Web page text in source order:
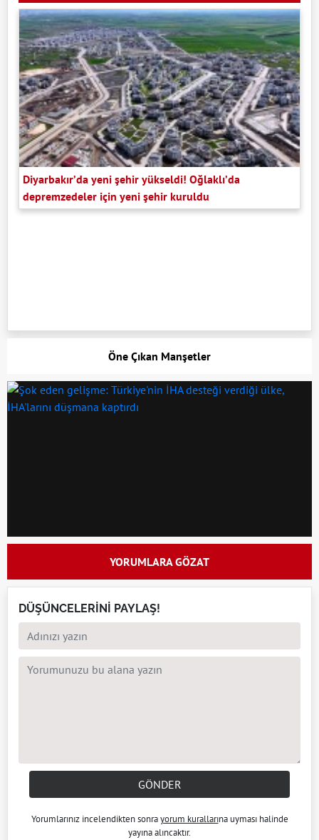
Diyarbakır’da yeni şehir yükseldi! Oğlaklı’da
depremzedeler için yeni şehir kuruldu
Öne Çıkan Manşetler
YORUMLARA GÖZAT
DÜŞÜNCELERİNİ PAYLAŞ!
GÖNDER
Yorumlarınız incelendikten sonrayorum kurallarına uyması halinde
yayına alıncaktır.